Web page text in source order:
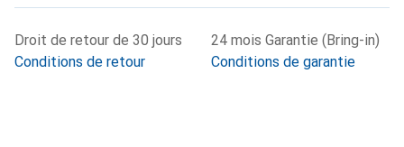
Droit de retour de 30 jours
Conditions de retour
24 mois Garantie (Bring-in)
Conditions de garantie